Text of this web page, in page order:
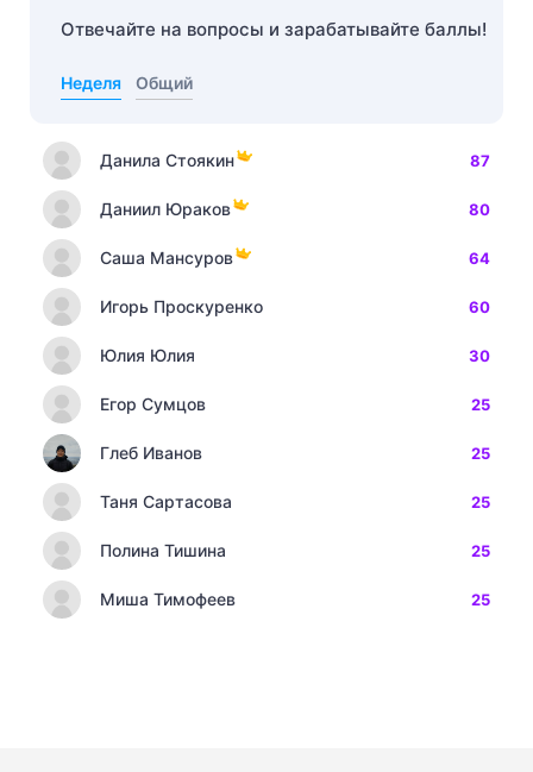
Отвечайте на вопросы и зарабатывайте баллы!
Неделя Общий
Данила Стоякин 87
Даниил Юраков 80
Саша Мансуров 64
Игорь Проскуренко 60
Юлия Юлия 30
Егор Сумцов 25
Глеб Иванов 25
Таня Сартасова 25
Полина Тишина 25
Миша Тимофеев 25